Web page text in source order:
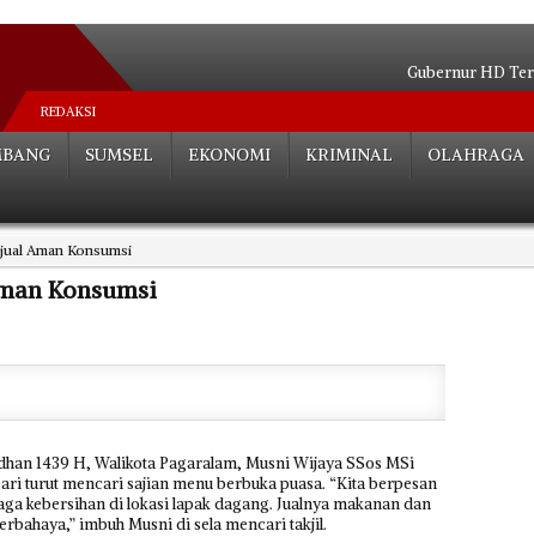
Gubernur HD
Cucu KH Zen Syukri
SAKIP Terbaik di Luar Pulau Jawa,
Bentuk Satgas, Targetkan Angka
HD Pastikan Atlet
REDAKSI
SUMSEL EKONOMI KRIMINAL OLAHRAGA
Aman Konsumsi
Konsumsi
1439 H, Walikota Pagaralam, Musni Wijaya SSos MSi
turut mencari sajian menu berbuka puasa. “Kita berpesan
kebersihan di lokasi lapak dagang. Jualnya makanan dan
imbuh Musni di sela mencari takjil.